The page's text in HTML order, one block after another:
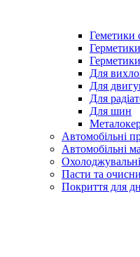
Геметики
Для
Для
Для
Для шин
Автомобільні
Автомобільні
Пасти та
Покриття для